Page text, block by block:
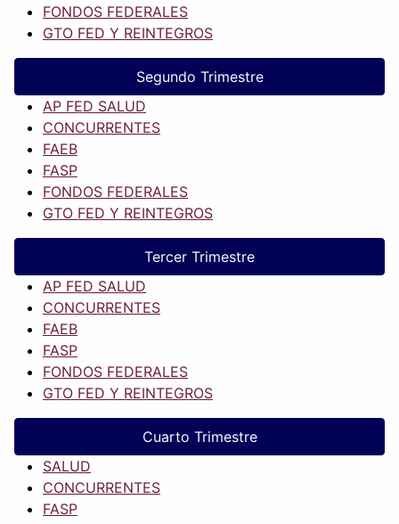
FONDOS FEDERALES
GTO FED Y REINTEGROS
Segundo Trimestre
AP FED SALUD
CONCURRENTES
FAEB
FASP
FONDOS FEDERALES
GTO FED Y REINTEGROS
Tercer Trimestre
AP FED SALUD
CONCURRENTES
FAEB
FASP
FONDOS FEDERALES
GTO FED Y REINTEGROS
Cuarto Trimestre
SALUD
CONCURRENTES
FASP